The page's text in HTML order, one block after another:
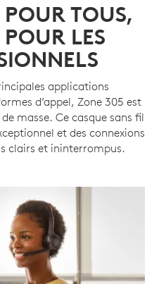
POUR TOUS,
LES
applications
d’appel, Zone 305 est
masse. Ce casque sans fil
et des connexions
clairs et ininterrompus.